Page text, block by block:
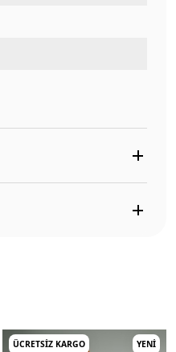
ÜCRETSIZ KARGO YENI